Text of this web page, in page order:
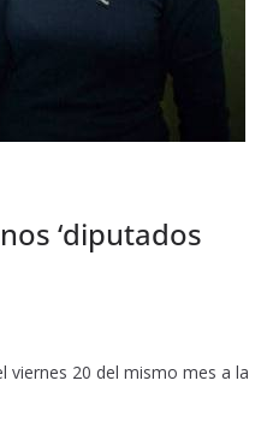
‘diputados
viernes 20 del mismo mes a la